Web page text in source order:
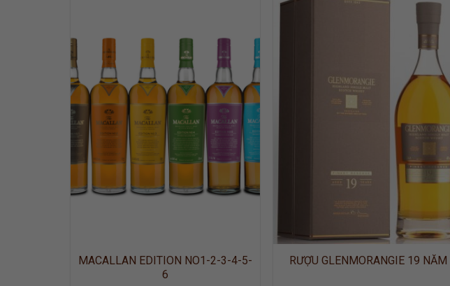
ADD TO
WISHLIST
MACALLAN EDITION NO1-2-3-4-5-
6
ADD TO
WISHLIST
RƯỢU GLENMORANGIE 19 NĂM